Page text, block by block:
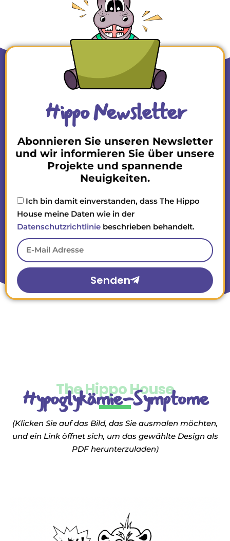
Hippo Newsletter
Abonnieren Sie unseren Newsletter
und wir informieren Sie über unsere
Projekte und spannende
Neuigkeiten.
Ich bin damit einverstanden, dass The Hippo
House meine Daten wie in der
Datenschutzrichtlinie beschrieben behandelt.
Senden
The Hippo House
Hypoglykämie-Symptome
(Klicken Sie auf das Bild, das Sie ausmalen möchten,
und ein Link öffnet sich, um das gewählte Design als
PDF herunterzuladen)